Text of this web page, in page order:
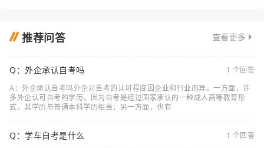
推荐问答 查看更多
Q：外企承认自考吗
1 个回答
A：外企承认自考吗外企对自考的认可程度因企业和行业而异。一方面，许
多外企认可自考的学历，因为自考是经过国家承认的一种成人高等教育形
式，其学历与普通本科学历相当；另一方面，也有
Q：学车自考是什么
1 个回答